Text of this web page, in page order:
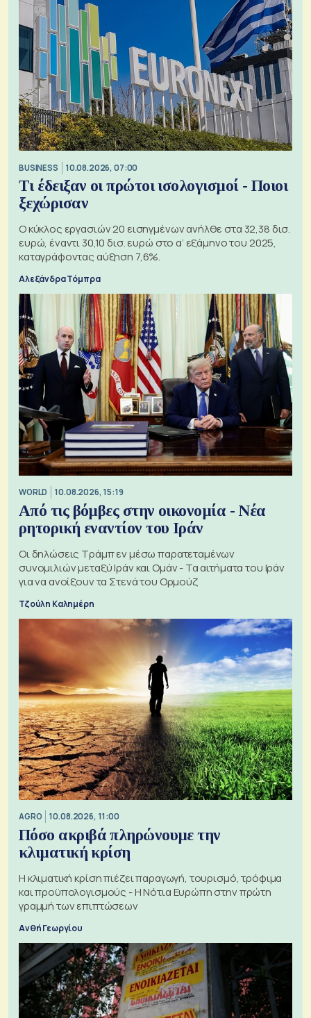
BUSINESS 10.08.2026, 07:00
Τι έδειξαν οι πρώτοι ισολογισμοί - Ποιοι
ξεχώρισαν
Ο κύκλος εργασιών 20 εισηγμένων ανήλθε στα 32,38 δισ.
ευρώ, έναντι 30,10 δισ. ευρώ στο α’ εξάμηνο του 2025,
καταγράφοντας αύξηση 7,6%.
Αλεξάνδρα Τόμπρα
WORLD 10.08.2026, 15:19
Από τις βόμβες στην οικονομία - Νέα
ρητορική εναντίον του Ιράν
Οι δηλώσεις Τράμπ εν μέσω παρατεταμένων
συνομιλιών μεταξύ Ιράν και Ομάν - Τα αιτήματα του Ιράν
για να ανοίξουν τα Στενά του Ορμούζ
Τζούλη Καλημέρη
AGRO 10.08.2026, 11:00
Πόσο ακριβά πληρώνουμε την
κλιματική κρίση
Η κλιματική κρίση πιέζει παραγωγή, τουρισμό, τρόφιμα
και προϋπολογισμούς - Η Νότια Ευρώπη στην πρώτη
γραμμή των επιπτώσεων
Ανθή Γεωργίου